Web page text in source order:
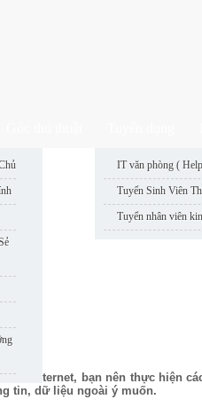
IT văn phòng (
Tuyển Sinh Viên
Tuyển nhân viên
trên Internet, bạn nên thực hiện
tin, dữ liệu ngoài ý muốn.